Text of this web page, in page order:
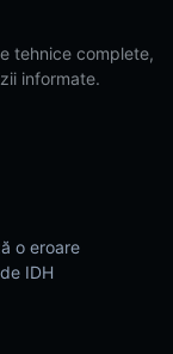
tehnice complete,
informate.
o eroare
IDH